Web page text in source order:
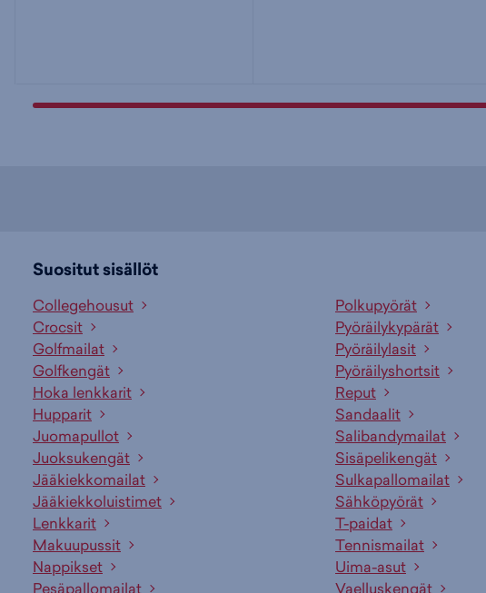
Suositut sisällöt
Collegehousut
Crocsit
Golfmailat
Golfkengät
Hoka lenkkarit
Hupparit
Juomapullot
Juoksukengät
Jääkiekkomailat
Jääkiekkoluistimet
Lenkkarit
Makuupussit
Nappikset
Pesäpallomailat
Polkupyörät
Pyöräilykypärät
Pyöräilylasit
Pyöräilyshortsit
Reput
Sandaalit
Salibandymailat
Sisäpelikengät
Sulkapallomailat
Sähköpyörät
T-paidat
Tennismailat
Uima-asut
Vaelluskengät